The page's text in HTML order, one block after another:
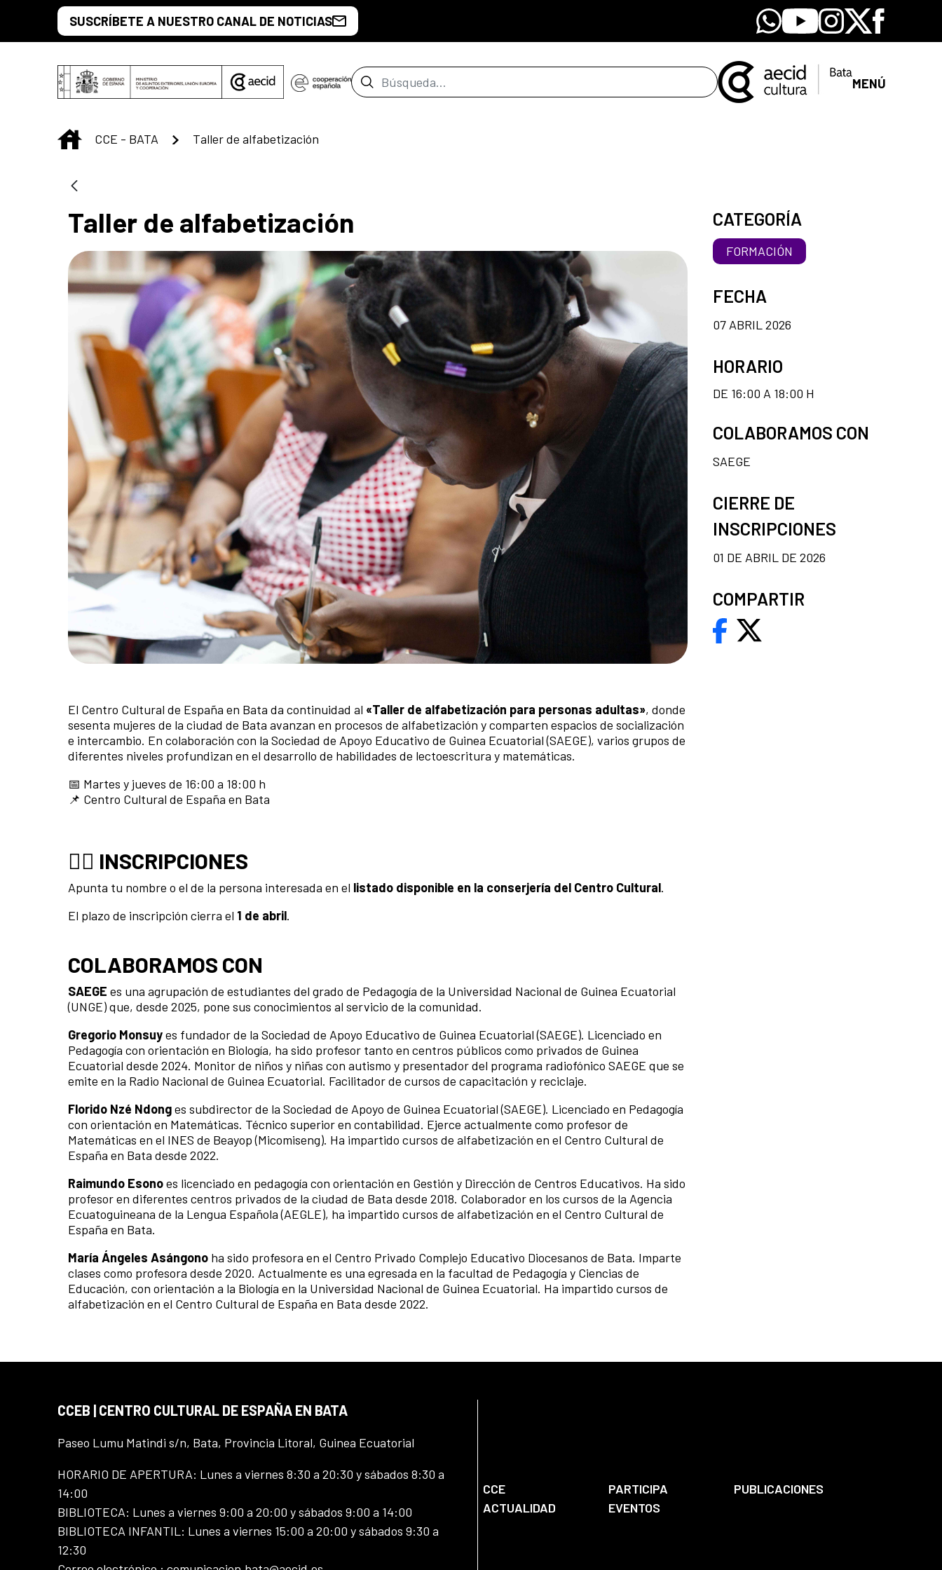
Saltar al contenido principal
SUSCRÍBETE A NUESTRO CANAL DE NOTICIAS Whatsapp
YoutubeInstagram
X Facebook
Barra de búsqueda MENÚ
INICIO
CCE - BATA Taller de alfabetización
Taller de alfabetización
El Centro Cultural de España en Bata da continuidad al «Taller de alfabetización para personas adultas», donde
sesenta mujeres de la ciudad de Bata avanzan en procesos de alfabetización y comparten espacios de socialización
e intercambio. En colaboración con la Sociedad de Apoyo Educativo de Guinea Ecuatorial (SAEGE), varios grupos de
diferentes niveles profundizan en el desarrollo de habilidades de lectoescritura y matemáticas.
📅 Martes y jueves de 16:00 a 18:00 h
📌 Centro Cultural de España en Bata
✍🏾 INSCRIPCIONES
Apunta tu nombre o el de la persona interesada en el listado disponible en la conserjería del Centro Cultural.
El plazo de inscripción cierra el 1 de abril.
COLABORAMOS CON
SAEGE es una agrupación de estudiantes del grado de Pedagogía de la Universidad Nacional de Guinea Ecuatorial
(UNGE) que, desde 2025, pone sus conocimientos al servicio de la comunidad.
Gregorio Monsuyes fundador de la Sociedad de Apoyo Educativo de Guinea Ecuatorial (SAEGE). Licenciado en
Pedagogía con orientación en Biología, ha sido profesor tanto en centros públicos como privados de Guinea
Ecuatorial desde 2024. Monitor de niños y niñas con autismo y presentador del programa radiofónico SAEGE que se
emite en la Radio Nacional de Guinea Ecuatorial. Facilitador de cursos de capacitación y reciclaje.
Florido Nzé Ndonges subdirector de la Sociedad de Apoyo de Guinea Ecuatorial (SAEGE). Licenciado en Pedagogía
con orientación en Matemáticas. Técnico superior en contabilidad. Ejerce actualmente como profesor de
Matemáticas en el INES de Beayop (Micomiseng). Ha impartido cursos de alfabetización en el Centro Cultural de
España en Bata desde 2022.
Raimundo Esonoes licenciado en pedagogía con orientación en Gestión y Dirección de Centros Educativos. Ha sido
profesor en diferentes centros privados de la ciudad de Bata desde 2018. Colaborador en los cursos de la Agencia
Ecuatoguineana de la Lengua Española (AEGLE), ha impartido cursos de alfabetización en el Centro Cultural de
España en Bata.
María Ángeles Asángono ha sido profesora en el Centro Privado Complejo Educativo Diocesanos de Bata. Imparte
clases como profesora desde 2020. Actualmente es una egresada en la facultad de Pedagogía y Ciencias de
Educación, con orientación a la Biología en la Universidad Nacional de Guinea Ecuatorial. Ha impartido cursos de
alfabetización en el Centro Cultural de España en Bata desde 2022.
CATEGORÍA
FORMACIÓN
FECHA
07 ABRIL 2026
HORARIO
DE 16:00 A 18:00 H
COLABORAMOS CON
SAEGE
CIERRE DE
INSCRIPCIONES
01 DE ABRIL DE 2026
COMPARTIR
CCEB | CENTRO CULTURAL DE ESPAÑA EN BATA
Paseo Lumu Matindi s/n, Bata, Provincia Litoral, Guinea Ecuatorial
HORARIO DE APERTURA: Lunes a viernes 8:30 a 20:30 y sábados 8:30 a
14:00
BIBLIOTECA: Lunes a viernes 9:00 a 20:00 y sábados 9:00 a 14:00
BIBLIOTECA INFANTIL: Lunes a viernes 15:00 a 20:00 y sábados 9:30 a
12:30
CCE PARTICIPA
PUBLICACIONES
ACTUALIDAD
EVENTOS